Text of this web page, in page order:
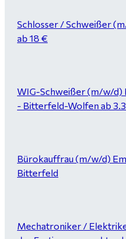
Schlosser / Schweißer
ab 18 €
WIG-Schweißer (m/w/d)
- Bitterfeld-Wolfen ab
Bürokauffrau (m/w/d)
Bitterfeld
Mechatroniker /